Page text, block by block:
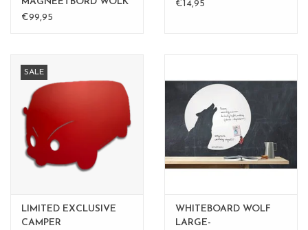
magneetborden
LARGE
€99,95
€14,95
SALE
LIMITED EXCLUSIVE
CAMPER
WHITEBOARD WOLF
LARGE-